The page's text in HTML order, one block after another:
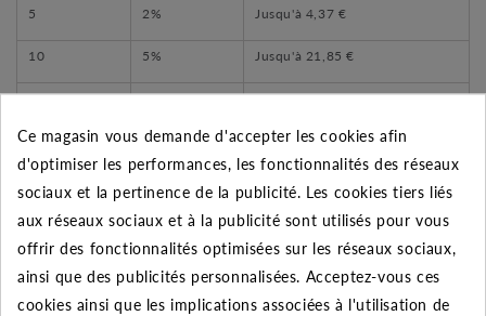
5 2% Jusqu'à 4,37 €
10 5% Jusqu'à 21,85 €
50 10% Jusqu'à218,45 €
DESCRIPTION DU PRODUIT
- Bague d'accroche du tube :
Ce magasin vous demande d'accepter les cookies afin
d'optimiser les performances, les fonctionnalités des réseaux
sociaux et la pertinence de la publicité. Les cookies tiers liés
aux réseaux sociaux et à la publicité sont utilisés pour vous
offrir des fonctionnalités optimisées sur les réseaux sociaux,
ainsi que des publicités personnalisées. Acceptez-vous ces
cookies ainsi que les implications associées à l'utilisation de